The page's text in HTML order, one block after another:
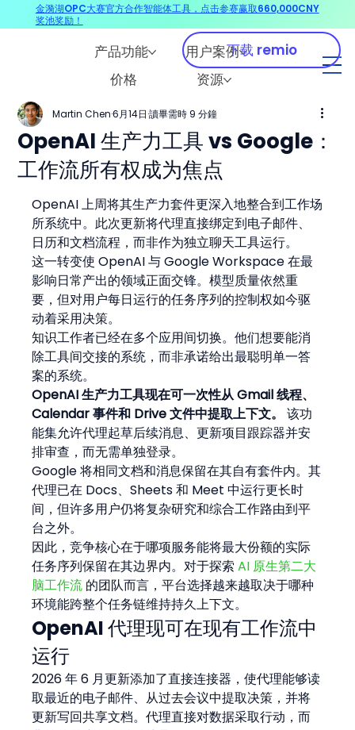
产品功能
用户案例
价格
资源
下载 remio
OpenAI 生产力工具 vs Google：
工作流所有权成为焦点
Martin Chen 6月14日 讀畢需時 9 分鐘
OpenAI 上周将其生产力套件更深入地整合到工作场
所系统中。此次更新将代理直接绑定到电子邮件、
日历和文档流程，而非作为独立聊天工具运行。
这一转变使 OpenAI 与 Google Workspace 在最
影响日常产出的领域正面交锋。模型质量依然重
要，但对用户每日运行的任务序列的控制权如今驱
动着采用决策。
知识工作者已经在多个应用间切换。他们想要能消
除工具间交接的系统，而非承诺给出最聪明单一答
案的系统。
OpenAI 生产力工具现在可一次性从 Gmail 线程、
Calendar 事件和 Drive 文件中提取上下文。
该功
能集允许代理起草后续消息、更新项目跟踪器并安
排审查，而无需单独登录。
Google 将相同文档和消息保留在其自有套件内。其
代理已在 Docs、Sheets 和 Meet 中运行更长时
间，但许多用户仍将复杂研究和综合工作路由到平
台之外。
因此，竞争核心在于哪项服务能将最大份额的实际
任务序列保留在其边界内。对于探索 AI 原生第二大
脑工作流 的团队而言，平台选择越来越取决于哪种
环境能跨整个任务链维持持久上下文。
OpenAI 代理现可在现有工作流中
运行
2026 年 6 月更新添加了直接连接器，使代理能够读
取最近的电子邮件、从过去会议中提取决策，并将
更新写回共享文档。代理直接对数据采取行动，而
金漪湖OPC大赛官方合作智能体工具，点击参赛赢取660,000CNY
奖池奖励！